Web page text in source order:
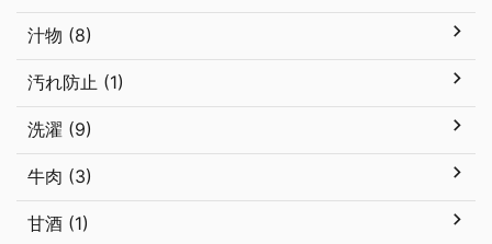
汁物 (8)
汚れ防止 (1)
洗濯 (9)
牛肉 (3)
甘酒 (1)